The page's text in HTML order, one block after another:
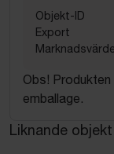
Objekt-ID
Export
Obs!
emballage.
Liknande